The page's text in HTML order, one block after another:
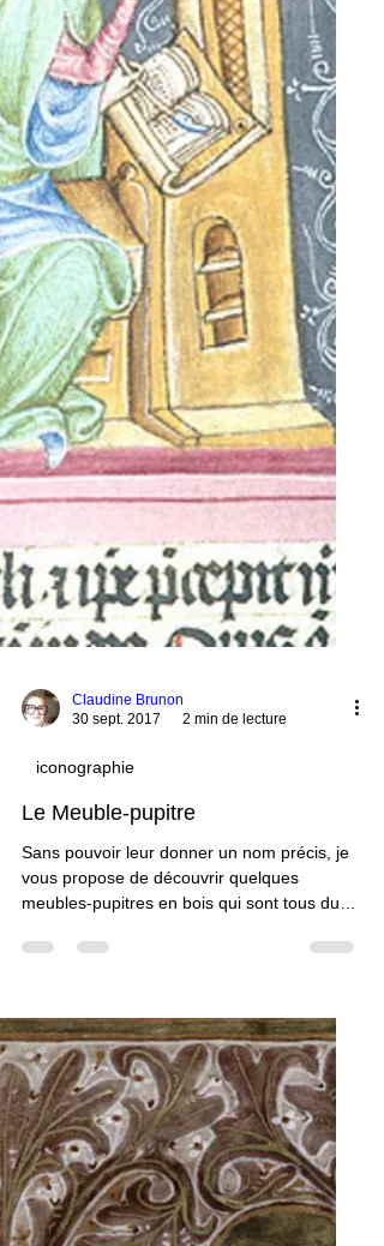
Claudine Brunon
30 sept. 2017
2 min de lecture
vous propose de découvrir quelques
meubles-pupitres en bois qui sont tous du
même style et qui sont à l'usage des
copistes (Je suis preneuse de toute idée de
nom !). Ils peuvent être muni d'un dais, lui
aussi en bois. Ceux avec un dais semblent
être plus…